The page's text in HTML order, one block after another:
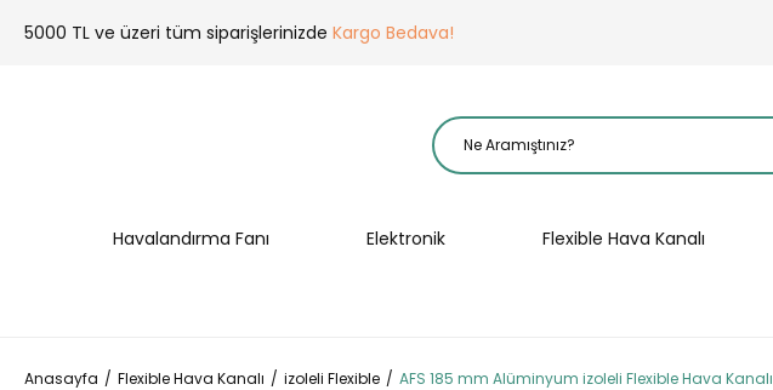
5000 TL ve üzeri tüm siparişlerinizde Kargo Bedava!
Havalandırma Fanı Elektronik Flexible Hava Kanalı
Anasayfa Flexible Hava Kanalı izoleli Flexible AFS 185 mm Alüminyum izoleli Flexible Hava Kanalı